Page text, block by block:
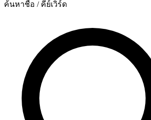
ค้นหาชื่อ / คีย์เวิร์ด